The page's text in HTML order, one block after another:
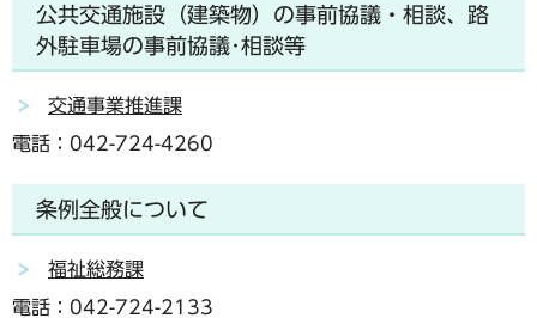
公共交通施設（建築物）の事前協議・相談、路
外駐車場の事前協議･相談等
交通事業推進課
電話：042-724-4260
条例全般について
福祉総務課
電話：042-724-2133